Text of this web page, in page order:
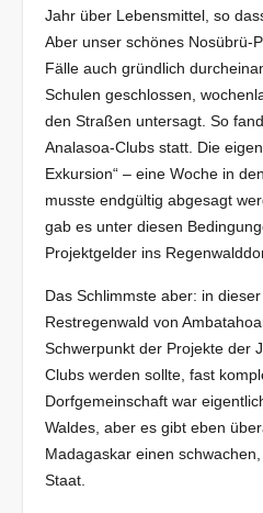
Jahr über Lebensmittel, so
Aber unser schönes Nosübrü-
Fälle auch gründlich
Schulen geschlossen,
den Straßen untersagt. So
Analasoa-Clubs statt. Die
Exkursion“ – eine Woche in
musste endgültig abgesagt
gab es unter diesen
Projektgelder ins
Das Schlimmste aber: in
Restregenwald von
Schwerpunkt der Projekte der
Clubs werden sollte, fast
Dorfgemeinschaft war
Waldes, aber es gibt eben
Madagaskar einen
Staat.